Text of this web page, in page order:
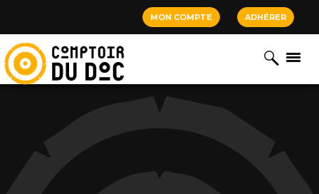
MON COMPTE ADHÉRER
Cookies management panel